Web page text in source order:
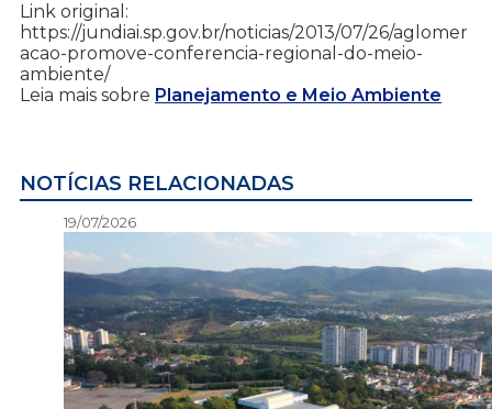
Link original:
https://jundiai.sp.gov.br/noticias/2013/07/26/aglomer
acao-promove-conferencia-regional-do-meio-
ambiente/
Leia mais sobre Planejamento e Meio Ambiente
NOTÍCIAS RELACIONADAS
19/07/2026